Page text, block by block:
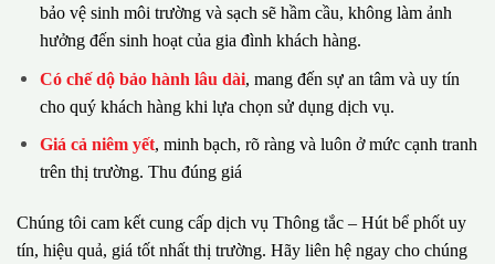
bảo vệ sinh môi trường và sạch sẽ hầm cầu, không làm ảnh
hưởng đến sinh hoạt của gia đình khách hàng.
Có chế dộ bảo hành lâu dài, mang đến sự an tâm và uy tín
cho quý khách hàng khi lựa chọn sử dụng dịch vụ.
Giá cả niêm yết, minh bạch, rõ ràng và luôn ở mức cạnh tranh
trên thị trường. Thu đúng giá
Chúng tôi cam kết cung cấp dịch vụ Thông tắc – Hút bể phốt uy
tín, hiệu quả, giá tốt nhất thị trường. Hãy liên hệ ngay cho chúng